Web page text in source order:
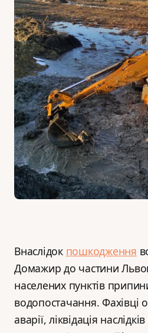
Внаслідок пошкодження
Домажир до частини
населених пунктів
водопостачання. Фахівці
аварії, ліквідація